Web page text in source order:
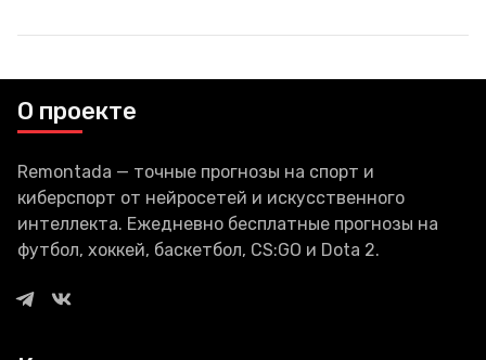
О проекте
Remontada — точные прогнозы на спорт и
киберспорт от нейросетей и искусственного
интеллекта. Ежедневно бесплатные прогнозы на
футбол, хоккей, баскетбол, CS:GO и Dota 2.